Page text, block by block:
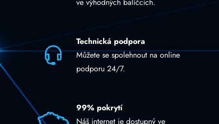
Technická podpora
Můžete se spolehnout na online
podporu 24/7.
99% pokrytí
Náš internet je dostupný ve